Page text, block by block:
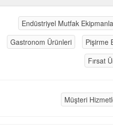
Endüstriyel Mutfak
Gastronom Ürünleri
Pişirme
Fırsat
Müşteri